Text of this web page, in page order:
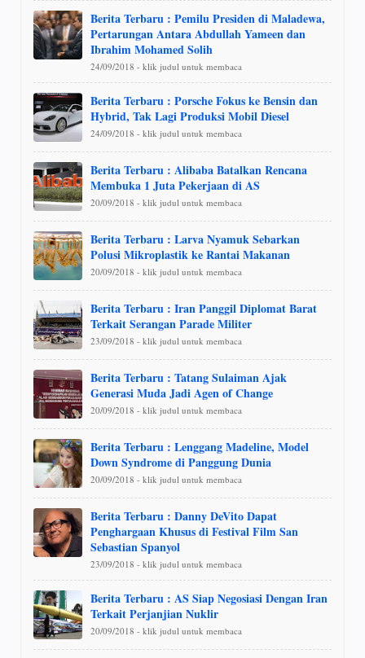
Berita Terbaru : Pemilu Presiden di Maladewa,
Pertarungan Antara Abdullah Yameen dan
Ibrahim Mohamed Solih
24/09/2018 - klik judul untuk membaca
Berita Terbaru : Porsche Fokus ke Bensin dan
Hybrid, Tak Lagi Produksi Mobil Diesel
24/09/2018 - klik judul untuk membaca
Berita Terbaru : Alibaba Batalkan Rencana
Membuka 1 Juta Pekerjaan di AS
20/09/2018 - klik judul untuk membaca
Berita Terbaru : Larva Nyamuk Sebarkan
Polusi Mikroplastik ke Rantai Makanan
20/09/2018 - klik judul untuk membaca
Berita Terbaru : Iran Panggil Diplomat Barat
Terkait Serangan Parade Militer
23/09/2018 - klik judul untuk membaca
Berita Terbaru : Tatang Sulaiman Ajak
Generasi Muda Jadi Agen of Change
20/09/2018 - klik judul untuk membaca
Berita Terbaru : Lenggang Madeline, Model
Down Syndrome di Panggung Dunia
20/09/2018 - klik judul untuk membaca
Berita Terbaru : Danny DeVito Dapat
Penghargaan Khusus di Festival Film San
Sebastian Spanyol
23/09/2018 - klik judul untuk membaca
Berita Terbaru : AS Siap Negosiasi Dengan Iran
Terkait Perjanjian Nuklir
20/09/2018 - klik judul untuk membaca